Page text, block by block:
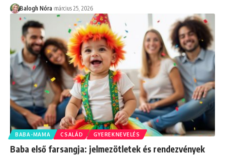
Balogh Nóra március 25, 2026
BABA-MAMA CSALÁD GYEREKNEVELÉS
Baba első farsangja: jelmezötletek és rendezvények